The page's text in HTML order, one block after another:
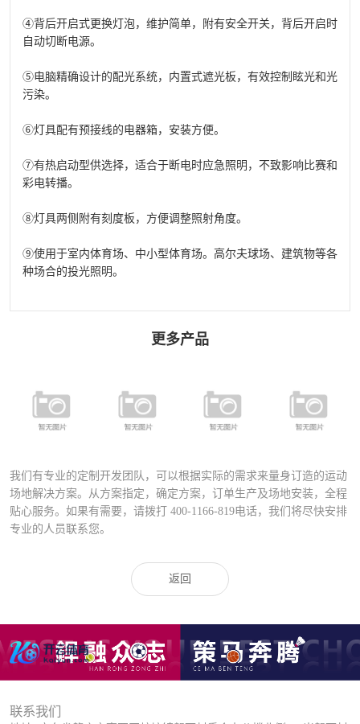
④背后开启式更换灯泡，维护简单，附有安全开关，背后开启时
自动切断电源。
⑤电脑精确设计的配光系统，内置式遮光板，有效控制眩光和光
污染。
⑥灯具配有预接线的电器箱，安装方便。
⑦有热启动型供选择，适合于断电时应急照明，不致影响比赛和
彩电转播。
⑧灯具两侧附有刻度板，方便调整照射角度。
⑨使用于室内体育场、中小型体育场。高尔夫球场、建筑物等各
种场合的投光照明。
更多产品
铝合金专业足
球场专用灯
（高级定制）
FYD-400铝合
金压铸灯具
（直泡）
FYD-1000铝合
金压铸灯具
（圆泡）
FD-027A运动
场专业灯具
我们有专业的定制开发团队，可以根据实际的需求来量身订造的运动
场地解决方案。从方案指定，确定方案，订单生产及场地安装，全程
贴心服务。如果有需要，请拨打 400-1166-819电话，我们将尽快安排
专业的人员联系您。
返回
联系我们